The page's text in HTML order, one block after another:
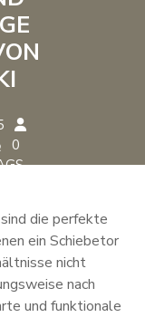
0
die perfekte
ein Schiebetor
nicht
nach
und funktionale